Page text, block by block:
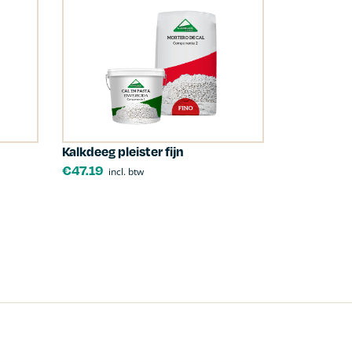
Kalkdeeg pleister fijn
€47.19 incl. btw